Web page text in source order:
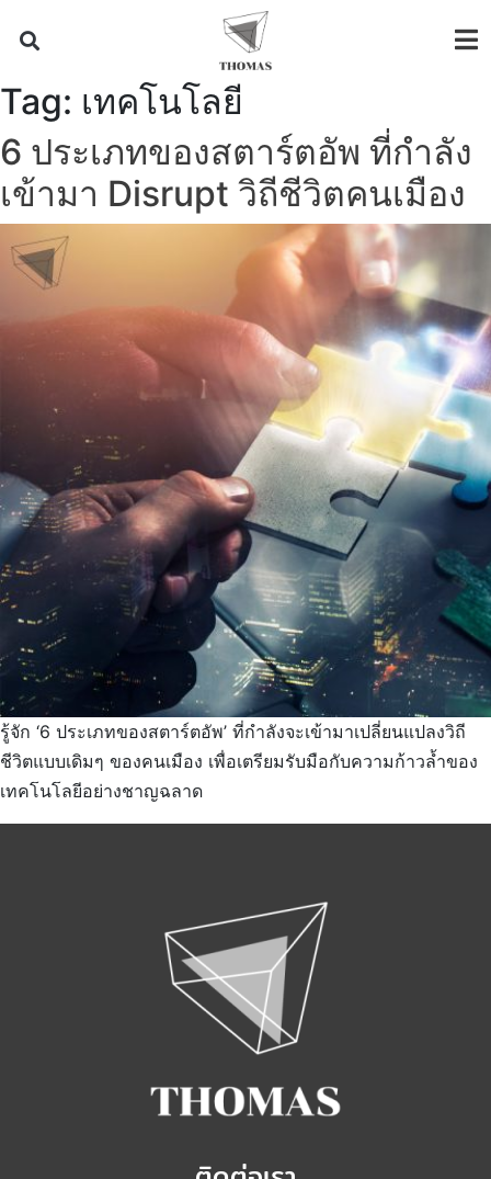
Tag: เทคโนโลยี
6 ประเภทของสตาร์ตอัพ ที่กำลัง
เข้ามา Disrupt วิถีชีวิตคนเมือง
รู้จัก ‘6 ประเภทของสตาร์ตอัพ’ ที่กำลังจะเข้ามาเปลี่ยนแปลงวิถี
ชีวิตแบบเดิมๆ ของคนเมือง เพื่อเตรียมรับมือกับความก้าวล้ำของ
เทคโนโลยีอย่างชาญฉลาด